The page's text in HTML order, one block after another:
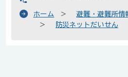
ホーム
避難・避難所情
防災ネットだいせん